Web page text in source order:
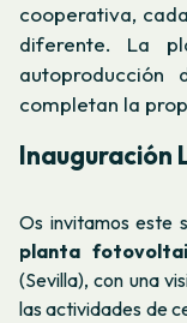
cooperativa,
diferente. La
autoproducción
completan la
Inauguración
Os invitamos este
planta
(Sevilla), con una
las actividades de